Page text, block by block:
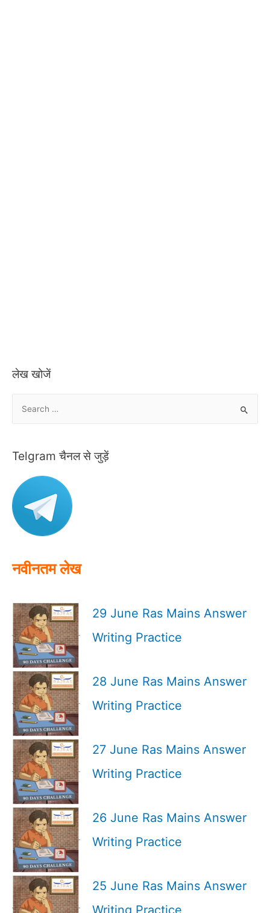
लेख खोजें
r
f
o
Telgram चैनल से जुड़ें
नवीनतम लेख
29 June Ras Mains Answer
Writing Practice
28 June Ras Mains Answer
Writing Practice
27 June Ras Mains Answer
Writing Practice
26 June Ras Mains Answer
Writing Practice
25 June Ras Mains Answer